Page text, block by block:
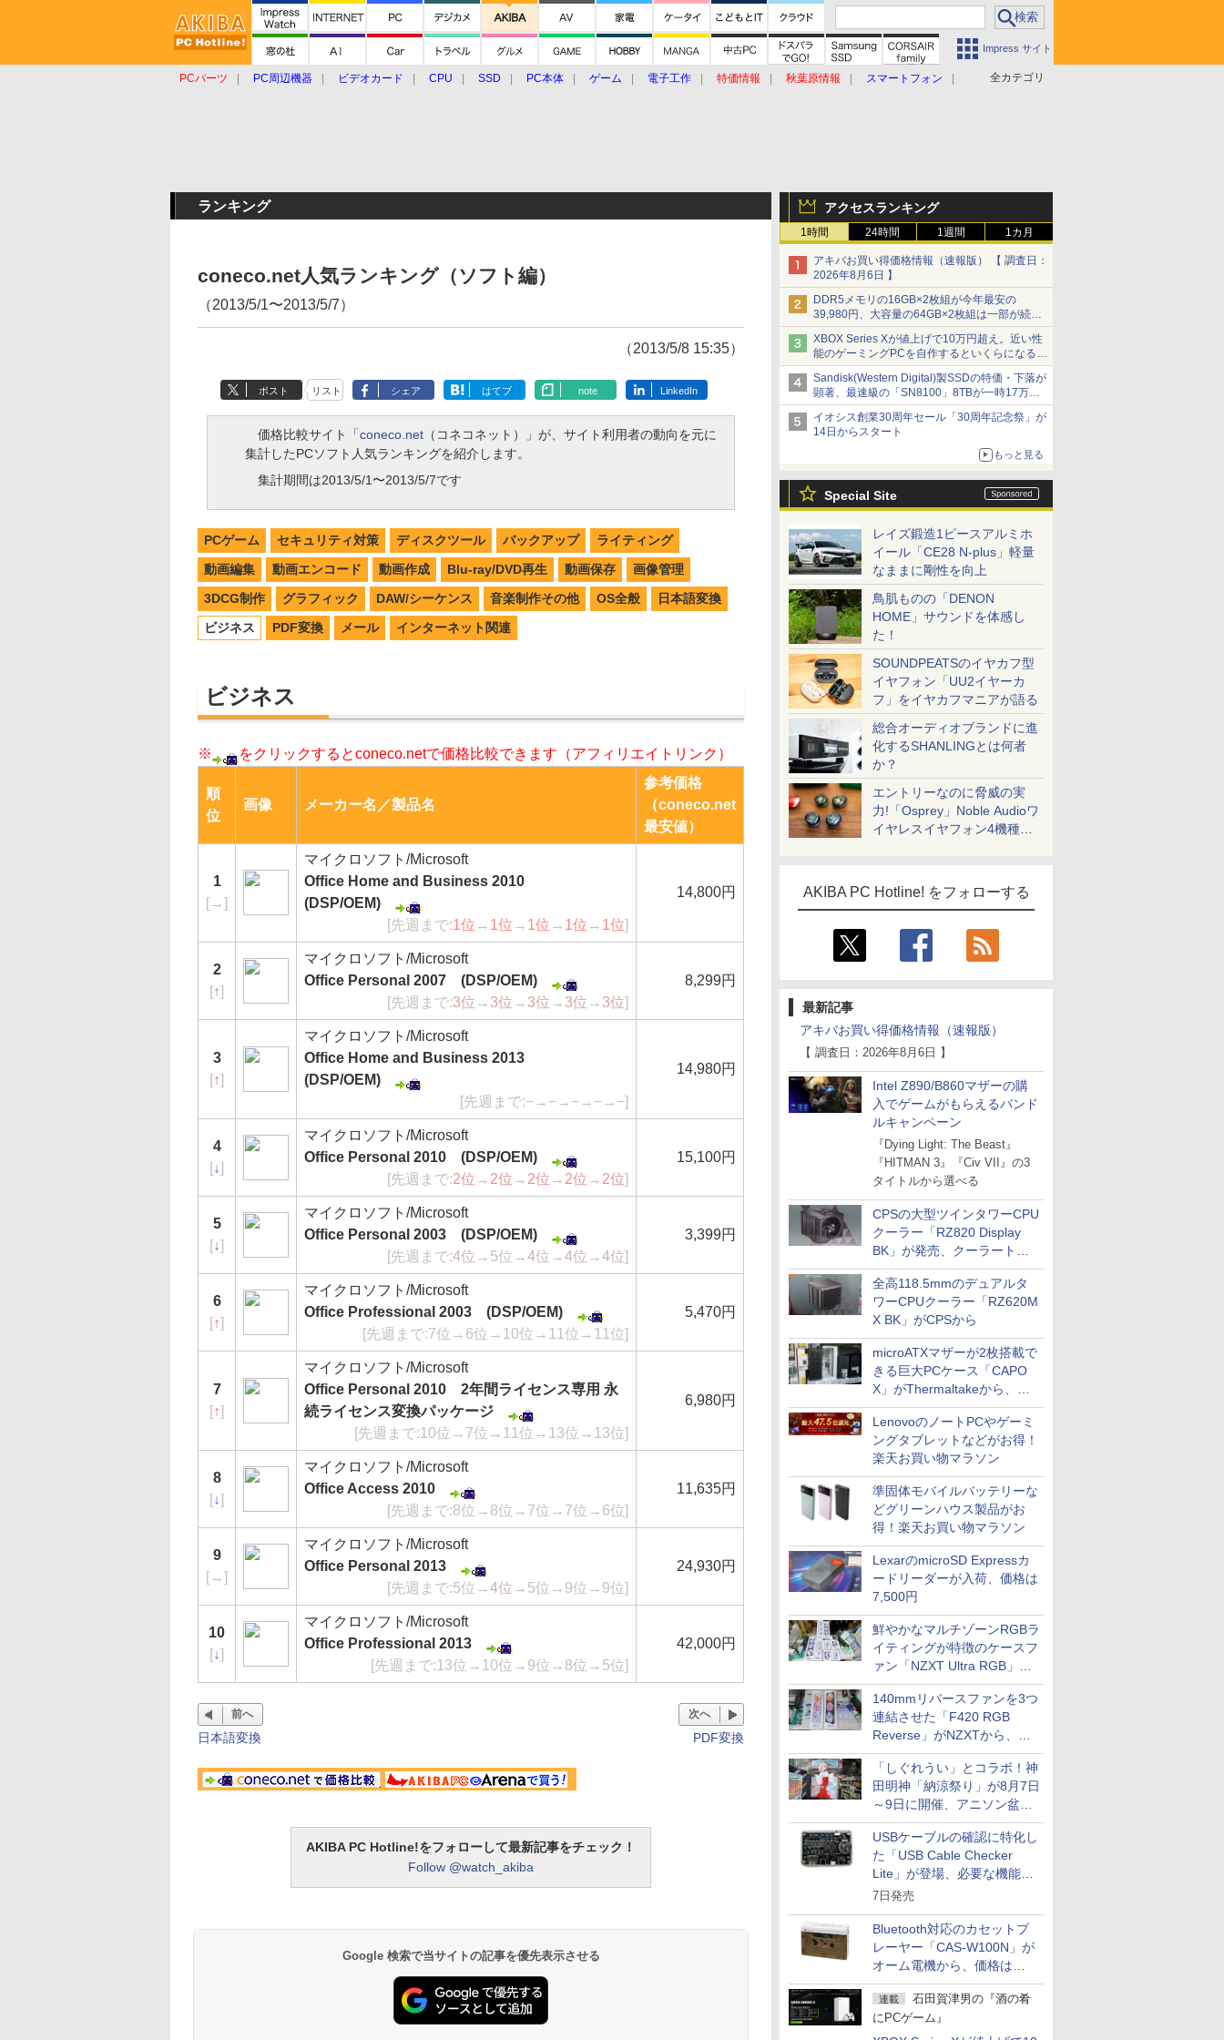
Impress サイト
全カテゴリ
PCパーツ PC周辺機器 ビデオカード CPU SSD PC本体 ゲーム 電子工作 特価情報 秋葉原情報
スマートフォン
アクセスランキング
1時間 24時間 1週間 1カ月
アキバお買い得価格情報（速報版） 【 調査日：
2026年8月6日 】
DDR5メモリの16GB×2枚組が今年最安の
39,980円、大容量の64GB×2枚組は一部が続騰
[8月前半のメモリ価格]
XBOX Series Xが値上げで10万円超え。近い性
能のゲーミングPCを自作するといくらになる？
【石田賀津男の『酒の肴にPCゲーム』】
Sandisk(Western Digital)製SSDの特価・下落が
顕著、最速級の「SN8100」8TBが一時17万円
割れ [8月前半のSSD価格]
イオシス創業30周年セール「30周年記念祭」が
14日からスタート
もっと見る
Special Site
レイズ鍛造1ピースアルミホ
イール「CE28 N-plus」軽量
なままに剛性を向上
鳥肌ものの「DENON
HOME」サウンドを体感し
た！
SOUNDPEATSのイヤカフ型
イヤフォン「UU2イヤーカ
フ」をイヤカフマニアが語る
総合オーディオブランドに進
化するSHANLINGとは何者
か？
エントリーなのに脅威の実
力!「Osprey」Noble Audioワ
イヤレスイヤフォン4機種を
AKIBA PC Hotline! をフォローする
最新記事
アキバお買い得価格情報（速報版）
【 調査日：2026年8月6日 】
Intel Z890/B860マザーの購
入でゲームがもらえるバンド
ルキャンペーン
『Dying Light: The Beast』
『HITMAN 3』『Civ VII』の3
タイトルから選べる
CPSの大型ツインタワーCPU
クーラー「RZ820 Display
BK」が発売、クーラートッ
プに5インチ液晶搭載
全高118.5mmのデュアルタ
ワーCPUクーラー「RZ620M
X BK」がCPSから
microATXマザーが2枚搭載で
きる巨大PCケース「CAPO
X」がThermaltakeから、カ
ラーは2色
LenovoのノートPCやゲーミ
ングタブレットなどがお得！
楽天お買い物マラソン
準固体モバイルバッテリーな
どグリーンハウス製品がお
得！楽天お買い物マラソン
LexarのmicroSD Expressカ
ードリーダーが入荷、価格は
7,500円
鮮やかなマルチゾーンRGBラ
イティングが特徴のケースフ
ァン「NZXT Ultra RGB」が
発売、計8製品
140mmリバースファンを3つ
連結させた「F420 RGB
Reverse」がNZXTから、単
一フレーム採用
「しぐれうい」とコラボ！神
田明神「納涼祭り」が8月7日
～9日に開催、アニソン盆踊
りや屋台グルメなどもあり
USBケーブルの確認に特化し
た「USB Cable Checker
Lite」が登場、必要な機能を
凝縮しコンパクトに
7日発売
Bluetooth対応のカセットプ
レーヤー「CAS-W100N」が
オーム電機から、価格は
5,940円
連載
石田賀津男の『酒の肴
にPCゲーム』
ランキング
coneco.net人気ランキング（ソフト編）
（2013/5/1〜2013/5/7）
（2013/5/8 15:35）
ポスト リスト シェア はてブ note LinkedIn
価格比較サイト「coneco.net（コネコネット）」が、サイト利用者の動向を元に
集計したPCソフト人気ランキングを紹介します。
集計期間は2013/5/1〜2013/5/7です
PCゲーム セキュリティ対策 ディスクツール バックアップ
ライティング
動画編集
動画エンコード 動画作成 Blu-ray/DVD再生 動画保存
画像管理
3DCG制作
グラフィック DAW/シーケンス 音楽制作その他 OS全般
日本語変換
ビジネス
PDF変換 メール インターネット関連
ビジネス
※ をクリックするとconeco.netで価格比較できます（アフィリエイトリンク）
順
位
画像 メーカー名／製品名
参考価格
（coneco.net
最安値）
1
[→]
マイクロソフト/Microsoft
Office Home and Business 2010
(DSP/OEM)
[先週まで:1位 → 1位 → 1位 → 1位 → 1位]
14,800円
2
[↑]
マイクロソフト/Microsoft
Office Personal 2007 (DSP/OEM)
[先週まで:3位 → 3位 → 3位 → 3位 → 3位]
8,299円
3
[↑]
マイクロソフト/Microsoft
Office Home and Business 2013
(DSP/OEM)
[先週まで:−→−→−→−→−]
14,980円
4
[↓]
マイクロソフト/Microsoft
Office Personal 2010 (DSP/OEM)
[先週まで:2位 → 2位 → 2位 → 2位 → 2位]
15,100円
5
[↓]
マイクロソフト/Microsoft
Office Personal 2003 (DSP/OEM)
[先週まで:4位 →5位→4位 →4位 →4位]
3,399円
6
[↑]
マイクロソフト/Microsoft
Office Professional 2003 (DSP/OEM)
[先週まで:7位→6位→10位→11位→11位]
5,470円
7
[↑]
マイクロソフト/Microsoft
Office Personal 2010 2年間ライセンス専用 永
続ライセンス変換パッケージ
[先週まで:10位→7位→11位→13位→13位]
6,980円
8
[↓]
マイクロソフト/Microsoft
Office Access 2010
[先週まで:8位→8位→7位→7位→6位]
11,635円
9
[→]
マイクロソフト/Microsoft
Office Personal 2013
[先週まで:5位→4位 →5位→9位→9位]
24,930円
10
[↓]
マイクロソフト/Microsoft
Office Professional 2013
[先週まで:13位→10位→9位→8位→5位]
42,000円
前へ
日本語変換
次へ
PDF変換
AKIBA PC Hotline!をフォローして最新記事をチェック！
Follow @watch_akiba
Google 検索で当サイトの記事を優先表示させる